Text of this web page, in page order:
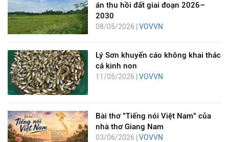
án thu hồi đất giai đoạn 2026–
2030
08/05/2026 | VOVVN
Lý Sơn khuyến cáo không khai thác
cá kình non
11/05/2026 | VOVVN
Bài thơ "Tiếng nói Việt Nam" của
nhà thơ Giang Nam
03/06/2026 | VOVVN